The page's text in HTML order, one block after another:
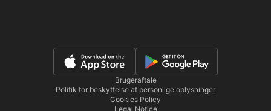
Brugeraftale
Politik for beskyttelse af personlige oplysninger
Cookies Policy
Legal Notice